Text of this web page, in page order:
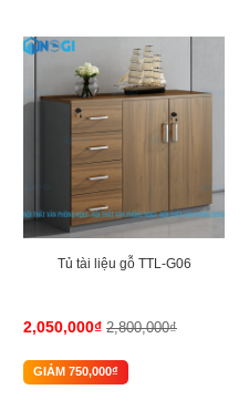
-27%
Tủ tài liệu gỗ TTL-G06
2,050,000₫ 2,800,000₫
GIẢM 750,000₫